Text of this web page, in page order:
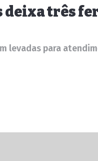
deixa três
levadas para